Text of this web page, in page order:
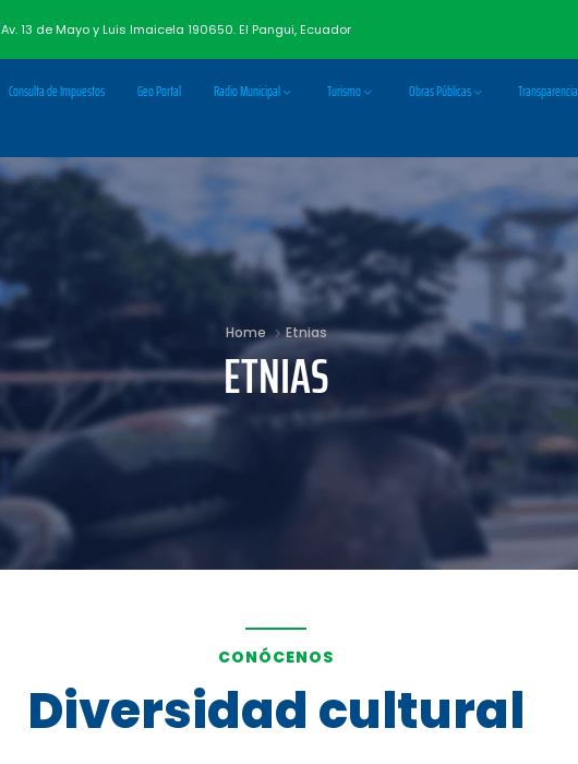
Av. 13 de Mayo y Luis Imaicela 190650. El Pangui, Ecuador
Consulta de Impuestos Geo Portal Radio Municipal Turismo Obras Públicas
Transparencia
Home Etnias
ETNIAS
CONÓCENOS
Diversidad cultural